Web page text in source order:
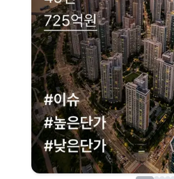
네이버 지도
현재 네이버 지도 연결이 원활하지 않
이용에 불편을 드려
다시 시도